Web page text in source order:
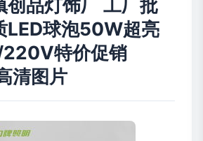
创品灯饰厂 工厂批
LED球泡50W超亮
特价促销
清图片